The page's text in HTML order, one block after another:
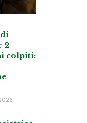
2
colpiti: